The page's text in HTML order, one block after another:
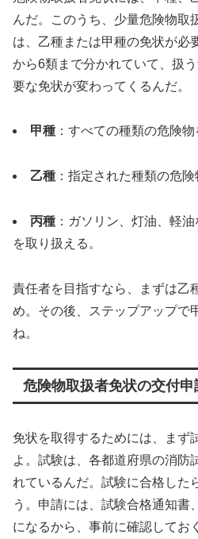
んだ。このうち、少量危険物取
は、乙種または甲種の免状が必
から6類まで分かれていて、扱
要な免状が変わってくるんだ。
甲種 ：すべての種類の危険物
乙種 ：指定された種類の危険
丙種 ：ガソリン、灯油、軽
を取り扱える。
責任者を目指すなら、まずは乙
め。その後、ステップアップで
ね。
危険物取扱者免状の交付申
免状を取得するためには、まず
よ。試験は、各都道府県の消防
れているんだ。試験に合格した
う。申請には、試験合格通知書
になるから、事前に確認してお